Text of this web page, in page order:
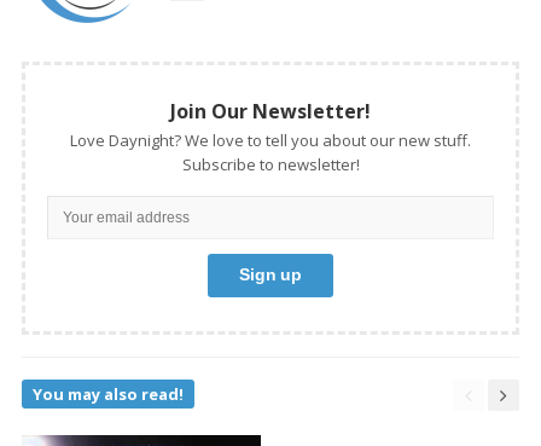
Join Our Newsletter!
Love Daynight? We love to tell you about our new stuff.
Subscribe to newsletter!
You may also read!